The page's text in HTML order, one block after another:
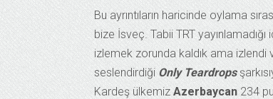
Bu ayrıntıların haricinde oylama
bize İsveç. Tabii TRT
izlemek zorunda kaldık ama izlendi
seslendirdiği Only Teardrops
Kardeş ülkemiz Azerbaycan 234